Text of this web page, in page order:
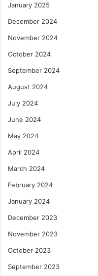
January 2025
December 2024
November 2024
October 2024
September 2024
August 2024
July 2024
June 2024
May 2024
April 2024
March 2024
February 2024
January 2024
December 2023
November 2023
October 2023
September 2023